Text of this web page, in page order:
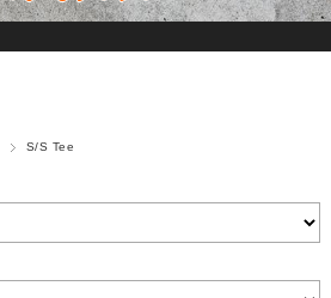
S/S Tee